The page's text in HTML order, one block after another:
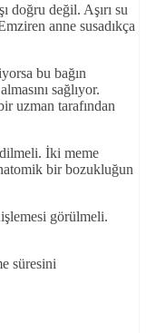
doğru değil. Aşırı su
anne susadıkça
bu bağın
sağlıyor.
uzman tarafından
İki meme
bir bozukluğun
görülmeli.
süresini